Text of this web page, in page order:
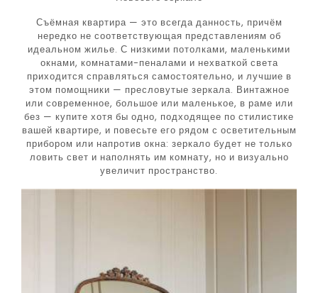
Съёмная квартира — это всегда данность, причём
нередко не соответствующая представлениям об
идеальном жилье. С низкими потолками, маленькими
окнами, комнатами-пеналами и нехваткой света
приходится справляться самостоятельно, и лучшие в
этом помощники — пресловутые зеркала. Винтажное
или современное, большое или маленькое, в раме или
без — купите хотя бы одно, подходящее по стилистике
вашей квартире, и повесьте его рядом с осветительным
прибором или напротив окна: зеркало будет не только
ловить свет и наполнять им комнату, но и визуально
увеличит пространство.